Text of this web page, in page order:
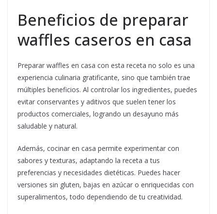
Beneficios de preparar
waffles caseros en casa
Preparar waffles en casa con esta receta no solo es una
experiencia culinaria gratificante, sino que también trae
múltiples beneficios. Al controlar los ingredientes, puedes
evitar conservantes y aditivos que suelen tener los
productos comerciales, logrando un desayuno más
saludable y natural.
Además, cocinar en casa permite experimentar con
sabores y texturas, adaptando la receta a tus
preferencias y necesidades dietéticas. Puedes hacer
versiones sin gluten, bajas en azúcar o enriquecidas con
superalimentos, todo dependiendo de tu creatividad.